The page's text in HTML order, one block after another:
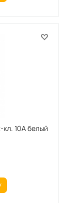
10А белый